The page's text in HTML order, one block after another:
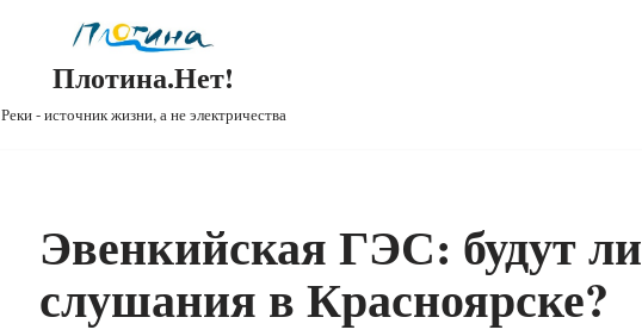
Плотина.Нет!
Реки - источник жизни, а не электричества
Эвенкийская ГЭС: будут ли
слушания в Красноярске?